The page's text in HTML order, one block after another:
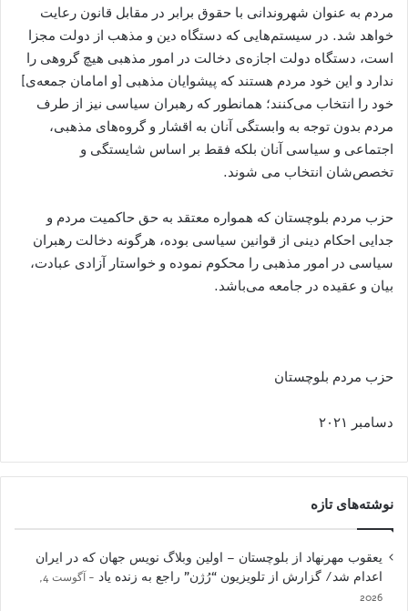
مردم به عنوان شهروندانی با حقوق برابر در مقابل قانون رعایت
خواھد شد. در سیستم‌ھایی که دستگاه دین و مذهب از دولت مجزا
است، دستگاه دولت اجازه‌ی دخالت در امور مذهبی هیچ گروهی را
ندارد و این خود مردم هستند که پیشوایان مذهبی [و امامان جمعه‌ی]
خود را انتخاب می‌کنند؛ همانطور که رهبران سیاسی نیز از طرف
مردم بدون توجه به وابستگی آنان به اقشار و گروه‌های مذھبی،
اجتماعی و سیاسی آنان بلکه فقط بر اساس شایستگی و
تخصص‌شان انتخاب می شوند.
حزب مردم بلوچستان که همواره معتقد به حق حاکمیت مردم و
جدایی احکام دینی از قوانین سیاسی بوده، هرگونه دخالت رهبران
سیاسی در امور مذهبی را محکوم نموده و خواستار آزادی عبادت،
بیان و عقیده در جامعه می‌باشد.
حزب مردم بلوچستان
دسامبر ۲۰۲۱
نوشته‌های تازه
یعقوب مهرنهاد از بلوچستان – اولین وبلاگ نویس جهان که در ایران
اعدام شد/ گزارش از تلویزیون “رُژن” راجع به زنده یاد
آگوست 4,
2026